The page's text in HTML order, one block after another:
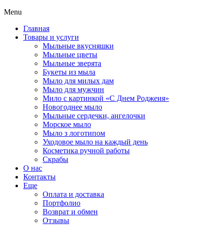
Menu
Главная
Товары и услуги
Мыльные вкусняшки
Мыльные цветы
Мыльные зверята
Букеты из мыла
Мыло для милых дам
Мыло для мужчин
Мило с картинкой «С Днем Роджеия»
Новогоднее мыло
Мыльные сердечки, ангелочки
Морское мыло
Мыло з логотипом
Уходовое мыло на каждый день
Косметика ручной работы
Скрабы
О нас
Контакты
Еще
Оплата и доставка
Портфолио
Возврат и обмен
Отзывы